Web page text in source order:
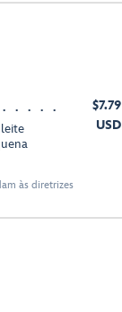
$7.79
USD
às diretrizes